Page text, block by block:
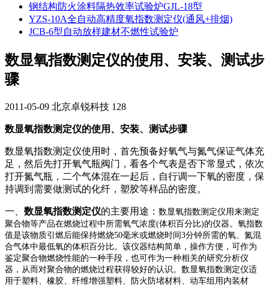
钢结构防火涂料隔热效率试验炉GJL-18型
YZS-10A全自动高精度氧指数测定仪(通风+排烟)
JCB-6型自动放样建材不燃性试验炉
数显氧指数测定仪的使用、安装、测试步
骤
2011-05-09 北京卓锐科技 128
数显氧指数测定仪的使用、安装、测试步骤
数显氧指数测定仪使用时，首先预备好氧气与氮气保证气体充
足，然后先打开氧气瓶阀门，看各个气表是否下常显式，依次
打开氮气瓶，二个气体混在一起后，自行调一下氧的密度，保
持调到需要做测试的化纤，塑胶等样品的密度。
一、 数显氧指数测定仪的主要用途： 数显氧指数测定仪用来测定
聚合物等产品在燃烧过程中所需氧气浓度(体积百分比)的仪器。氧指数
值是该物质引燃后能保持燃烧50毫米或燃烧时间3分钟所需的氧、氮混
合气体中最低氧的体积百分比。该仪器结构简单，操作方便，可作为
鉴定聚合物燃烧性能的一种手段，也可作为一种相关的研究分析仪
器，从而对聚合物的燃烧过程获得较好的认识。数显氧指数测定仪适
用于塑料、橡胶、纤维增强塑料、防火防堵材料、动车组用内装材